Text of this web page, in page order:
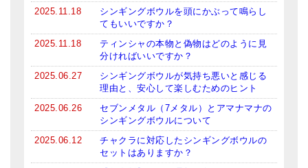
ベーシック・ティンシャ（4種）
ティンシャケース
チベット・真マントラ香
お香定期購入（ラクとくサブスク）
チベット高僧のオラクルカード
2025.11.18
シンギングボウルを頭にかぶって鳴らし
てもいいですか？
2025.11.18
ティンシャの本物と偽物はどのように見
分ければいいですか？
2025.06.27
シンギングボウルが気持ち悪いと感じる
理由と、安心して楽しむためのヒント
2025.06.26
セブンメタル（7メタル）とアマナマナの
シンギングボウルについて
2025.06.12
チャクラに対応したシンギングボウルの
セットはありますか？